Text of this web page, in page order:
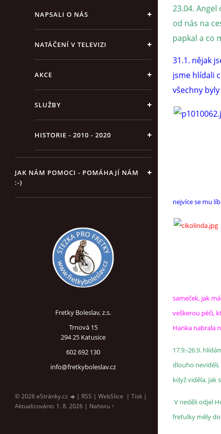
NAPSALI O NÁS
NATÁČENÍ V TELEVIZI
AKCE
SLUŽBY
HISTORIE - 2010 - 2020
JAK NÁM POMOCI - POMÁHAJÍ NÁM
:-)
Fretky Boleslav, z.s.
Trnová 15
294 25 Katusice
602 692 130
info@fretkyboleslav.cz
© 2026 eStránky.cz | RSS | WebSlice | Tisk |
Aktualizováno: 1. 8. 2026 | Nahoru ↑
23.04.
od nás na
papkal a co
31.1. nějak
jsme hlídali
všechny
nejvíce se mu
sameček, jak
veškerou péči,
Hanka nabrala
17.9.-26.9.
dlouho
když viděla, jak
V neděli odjel
freťulky měly